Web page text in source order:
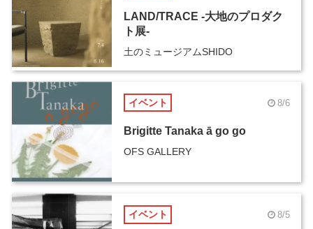
LAND/TRACE -大地のプロダク
ト展-
土のミュージアムSHIDO
イベント 8/6
Brigitte Tanaka ā go go
OFS GALLERY
イベント 8/5